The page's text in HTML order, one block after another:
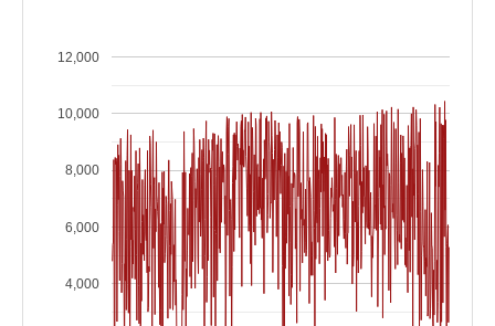
4,000
6,000
8,000
10,000
12,000